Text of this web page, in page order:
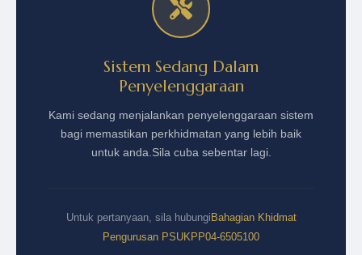
Sistem Sedang Dalam
Penyelenggaraan
Kami sedang menjalankan penyelenggaraan sistem
bagi memastikan perkhidmatan yang lebih baik
untuk anda. Sila cuba sebentar lagi.
Untuk pertanyaan, sila hubungi Bahagian Khidmat
Pengurusan PSUKPP04-6505100